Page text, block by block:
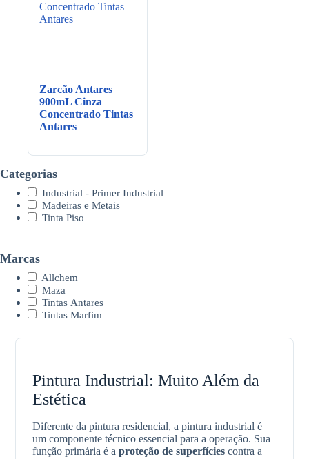
Zarcão Antares
900mL Cinza
Concentrado Tintas
Antares
Categorias
Industrial - Primer Industrial
Madeiras e Metais
Tinta Piso
Marcas
Allchem
Maza
Tintas Antares
Tintas Marfim
Pintura Industrial: Muito Além da
Estética
Diferente da pintura residencial, a pintura industrial é
um componente técnico essencial para a operação. Sua
função primária é aproteção de superfícies contra a